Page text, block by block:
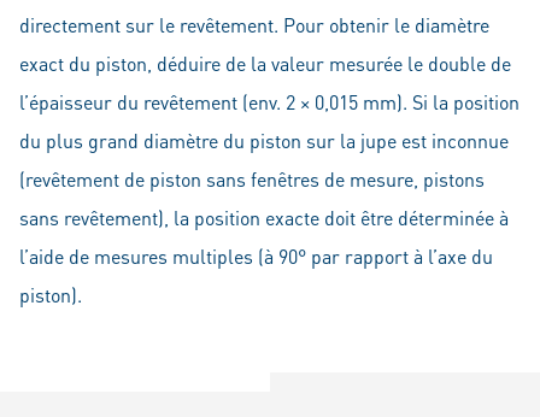
directement sur le revêtement. Pour obtenir le diamètre
exact du piston, déduire de la valeur mesurée le double de
l’épaisseur du revêtement (env. 2 × 0,015 mm). Si la position
du plus grand diamètre du piston sur la jupe est inconnue
(revêtement de piston sans fenêtres de mesure, pistons
sans revêtement), la position exacte doit être déterminée à
l’aide de mesures multiples (à 90° par rapport à l’axe du
piston).